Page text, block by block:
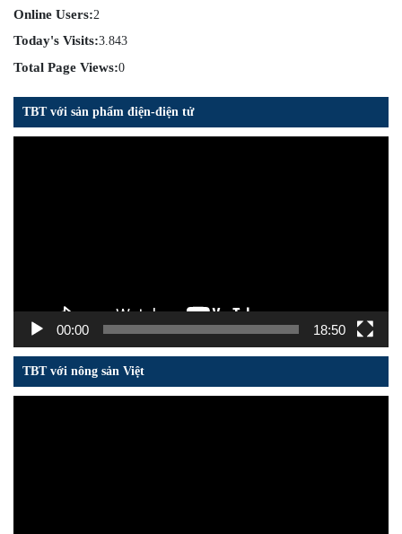
Online Users:2
Today's Visits:3.843
Total Page Views:0
TBT với sản phẩm điện-điện tử
00:00 18:50
TBT với nông sản Việt